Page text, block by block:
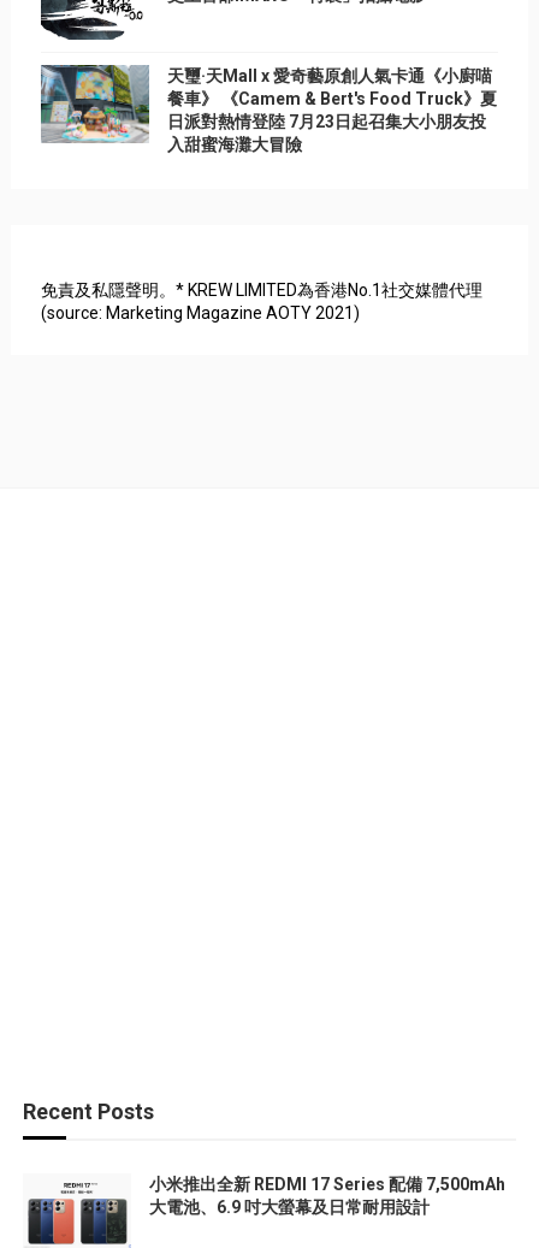
天璽·天Mall x 愛奇藝原創人氣卡通《小廚喵
餐車》 《Camem & Bert's Food Truck》夏
日派對熱情登陸 7月23日起召集大小朋友投
入甜蜜海灘大冒險
免責及私隱聲明。* KREW LIMITED為香港No.1社交媒體代理
(source: Marketing Magazine AOTY 2021)
Recent Posts
小米推出全新 REDMI 17 Series 配備 7,500mAh
大電池、6.9 吋大螢幕及日常耐用設計